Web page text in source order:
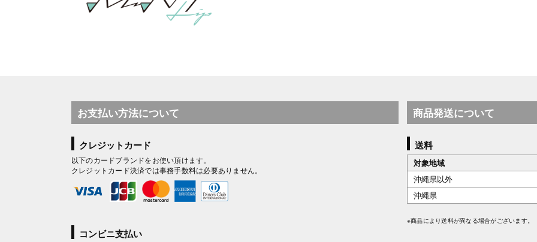
お支払い方法について
クレジットカード
以下のカードブランドをお使い頂けます。
クレジットカード決済では事務手数料は必要ありません。
コンビニ支払い
商品発送について
送料
対象地域
沖縄県以外
沖縄県
※商品により送料が異なる場合がございます。